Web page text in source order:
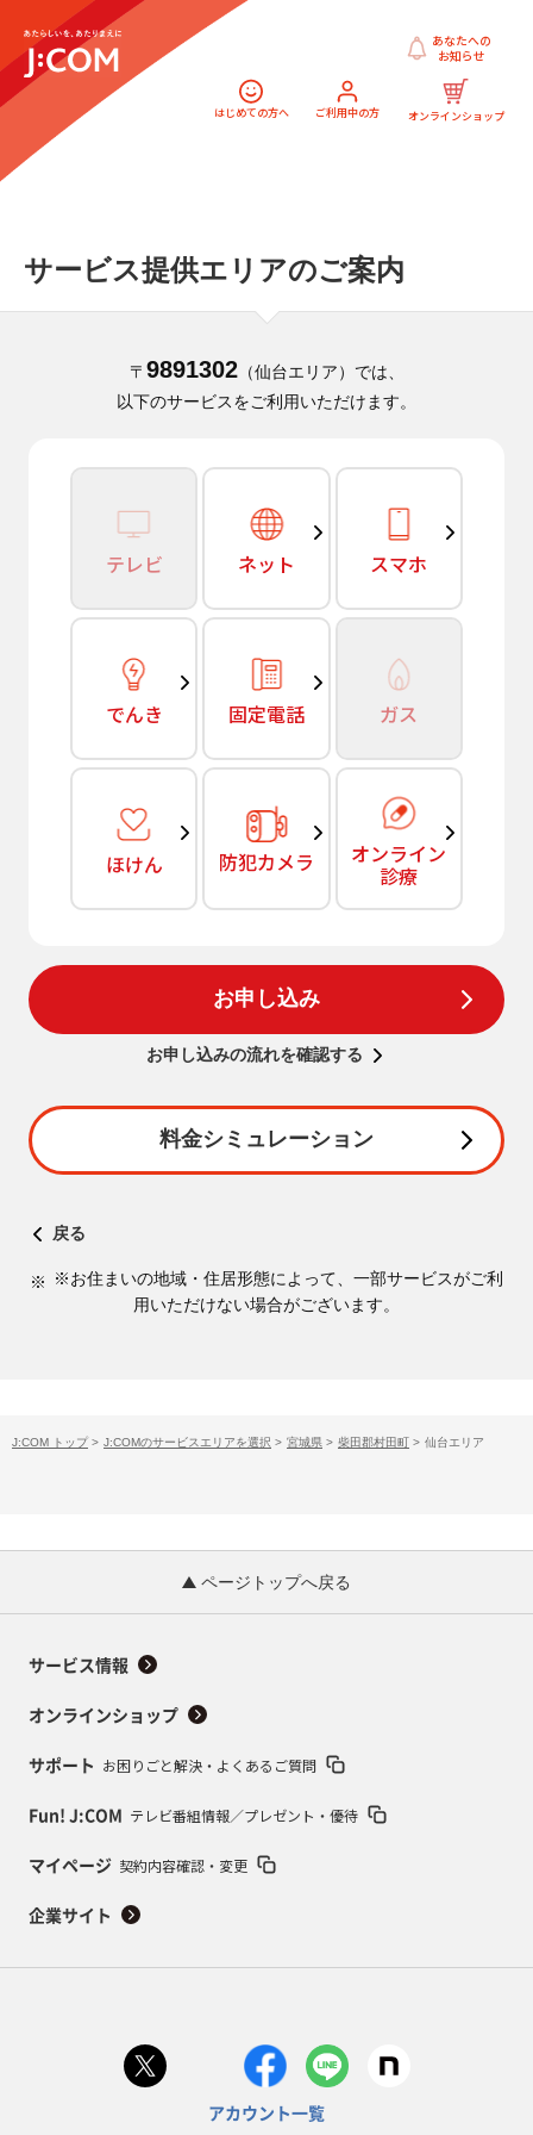
はじめての方へ ご利用中の方 オンラインショップ
あなたへの
お知らせ
サービス提供エリアのご案内
〒 9891302（仙台エリア）では、
以下のサービスをご利用いただけます。
テレビ ネット スマホ
でんき 固定電話 ガス
ほけん 防犯カメラ オンライン
診療
お申し込み
お申し込みの流れを確認する
料金シミュレーション
戻る
※お住まいの地域・住居形態によって、一部サービスがご利
用いただけない場合がございます。
J:COM トップ > J:COMのサービスエリアを選択 > 宮城県 > 柴田郡村田町 > 仙台エリア
ページトップへ戻る
サービス情報
オンラインショップ
サポート お困りごと解決・よくあるご質問
Fun! J:COM テレビ番組情報／プレゼント・優待
マイページ 契約内容確認・変更
企業サイト
アカウント一覧